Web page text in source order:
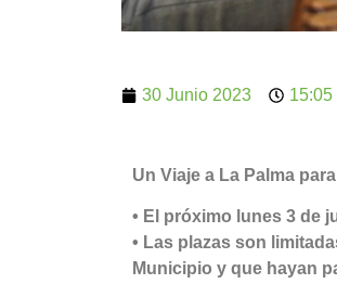
30 Junio 2023 15:05
Un Viaje a La Palma
• El próximo lunes 3 de
• Las plazas son
Municipio y que hayan